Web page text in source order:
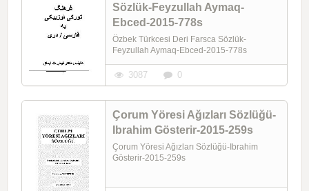
Sözlük-Feyzullah Aymaq-
Ebced-2015-778s
Özbek Türkcesi Deri Farsca Sözlük-
Feyzullah Aymaq-Ebced-2015-778s
3087 0
Çorum Yöresi Ağızları Sözlüğü-
Ibrahim Gösterir-2015-259s
Çorum Yöresi Ağızları Sözlüğü-Ibrahim
Gösterir-2015-259s